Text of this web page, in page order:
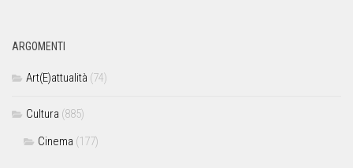
ARGOMENTI
Art(E)attualità (74)
Cultura (885)
Cinema (177)